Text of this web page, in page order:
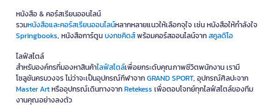
หนังสือ & คอร์สเรียนออนไลน์
รวมหนังสือและคอร์สเรียนออนไลน์หลากหลายแนวให้เลือกจุใจ เช่น หนังสือให้กำลังใจ
Springbooks, หนังสือการ์ตูนบงกชคิดส์พร้อมคอร์สออนไลน์จากสคูลดิโอ
ไลฟ์สไตล์
สำหรับองค์กรที่มองหาสินค้าไลฟ์สไตล์เพื่อยกระดับคุณภาพชีวิตพนักงาน เรามี
โซลูชันครบวงจร ไม่ว่าจะเป็นอุปกรณ์กีฬาจากGRAND SPORT, อุปกรณ์ศิลปะจาก
Master Artหรืออุปกรณ์เดินทางจากRetekess เพื่อตอบโจทย์ทุกไลฟ์สไตล์ของทีม
งานคุณอย่างลงตัว